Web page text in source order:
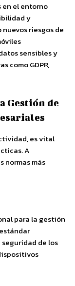
el entorno
y
riesgos de
sensibles y
como GDPR,
Gestión de
es vital
A
normas más
para la gestión
de los